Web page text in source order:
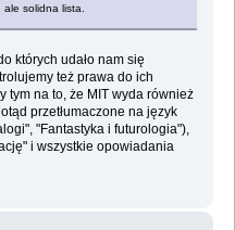
solidna lista.
których udało nam się
też prawa do ich
tym na to, że MIT wyda również
przetłumaczone na język
"Fantastyka i futurologia"),
i wszystkie opowiadania